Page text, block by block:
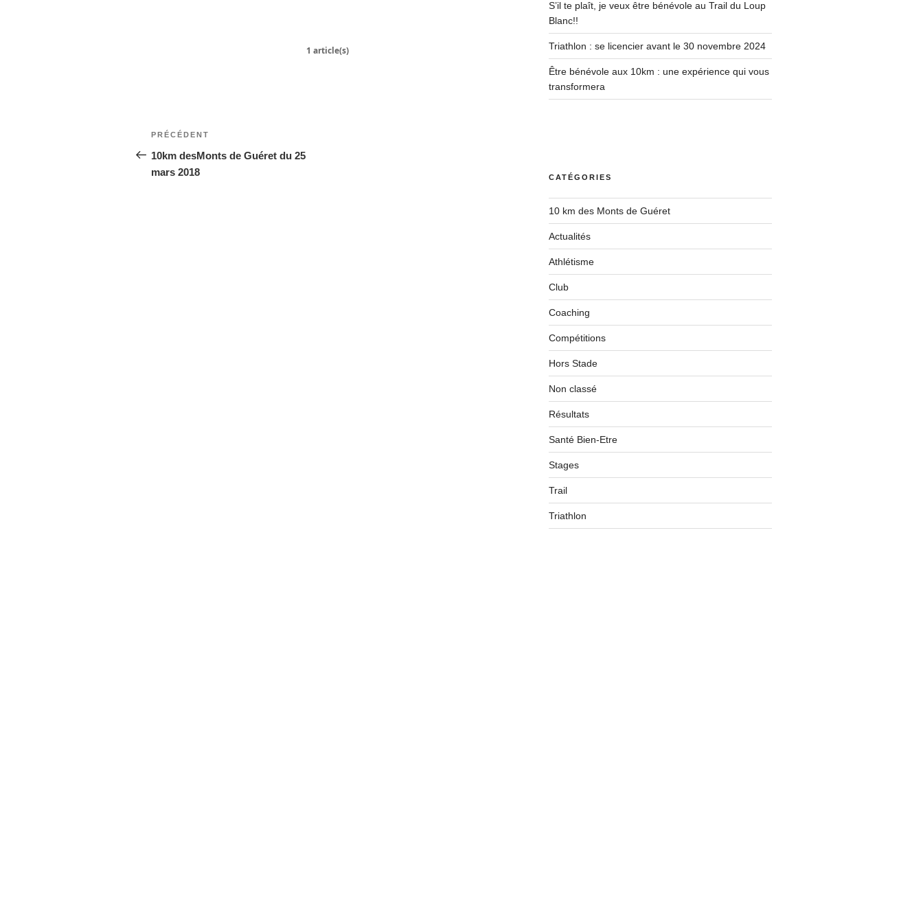
1 article(s)
Navigation
de
l’article
Article
précédent
PRÉCÉDENT
10km desMonts de Guéret du 25
mars 2018
S’il te plaît, je veux être bénévole au Trail du Loup
Blanc!!
Triathlon : se licencier avant le 30 novembre 2024
Être bénévole aux 10km : une expérience qui vous
transformera
CATÉGORIES
10 km des Monts de Guéret
Actualités
Athlétisme
Club
Coaching
Compétitions
Hors Stade
Non classé
Résultats
Santé Bien-Etre
Stages
Trail
Triathlon